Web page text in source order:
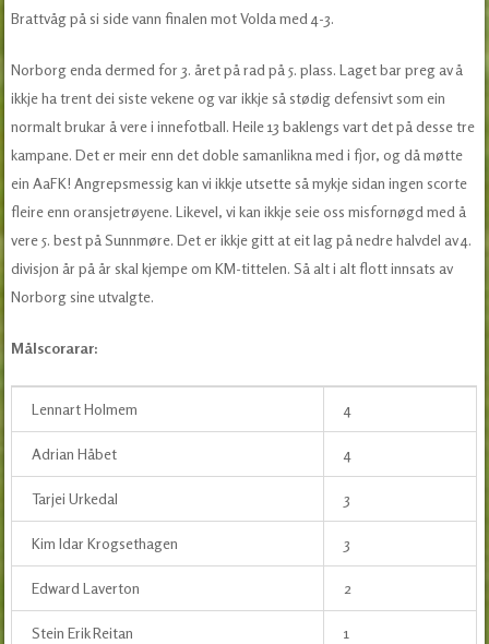
Brattvåg på si side vann finalen mot Volda med 4-3.
Norborg enda dermed for 3. året på rad på 5. plass. Laget bar preg av å
ikkje ha trent dei siste vekene og var ikkje så stødig defensivt som ein
normalt brukar å vere i innefotball. Heile 13 baklengs vart det på desse tre
kampane. Det er meir enn det doble samanlikna med i fjor, og då møtte
ein AaFK! Angrepsmessig kan vi ikkje utsette så mykje sidan ingen scorte
fleire enn oransjetrøyene. Likevel, vi kan ikkje seie oss misfornøgd med å
vere 5. best på Sunnmøre. Det er ikkje gitt at eit lag på nedre halvdel av 4.
divisjon år på år skal kjempe om KM-tittelen. Så alt i alt flott innsats av
Norborg sine utvalgte.
Målscorarar:
Lennart Holmem 4
Adrian Håbet 4
Tarjei Urkedal 3
Kim Idar Krogsethagen 3
Edward Laverton 2
Stein Erik Reitan 1